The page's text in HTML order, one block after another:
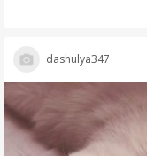
dashulya347